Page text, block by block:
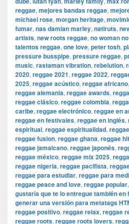
reggae, mejores bandas reggae,
michael rose, morgan heritage,
fumar, nas damian marley, natiruts,
artists, new roots reggae, no woman
talentos reggae, one love, peter tosh,
pressure busspipe, pressure reggae,
music, rastaman vibration, rebelution,
2020, reggae 2021, reggae 2022,
2025, reggae acústico, reggae africano,
reggae alemania, reggae awards,
reggae clásico, reggae colombia,
caribe, reggae electrónico, reggae en
reggae en festivales, reggae en inglés,
espiritual, reggae espiritualidad,
reggae fusion, reggae ghana, reggae
reggae jamaicano, reggae japonés,
reggae méxico, reggae mix 2025,
reggae nigeria, reggae pacifista,
reggae para estudiar, reggae para
reggae peace and love, reggae popular,
gustaría que te lo entregue también en
generar una versión para metatags
reggae positivo, reggae relax, reggae
reggae roots, reggae roots lovers,